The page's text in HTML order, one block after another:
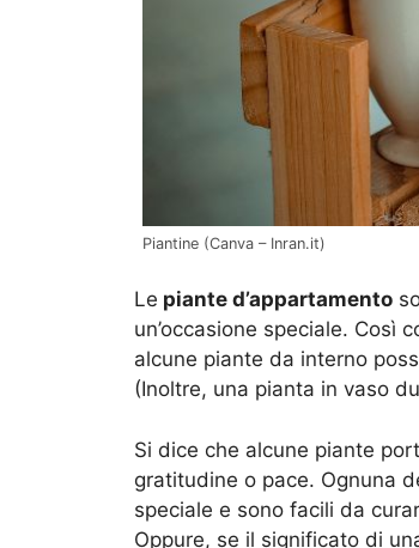
Piantine (Canva – Inran.it)
Le piante d’appartamento
un’occasione speciale. Così
alcune piante da interno
(Inoltre, una pianta in vaso
Si dice che alcune piante
gratitudine o pace. Ognuna
speciale e sono facili da
Oppure, se il significato di